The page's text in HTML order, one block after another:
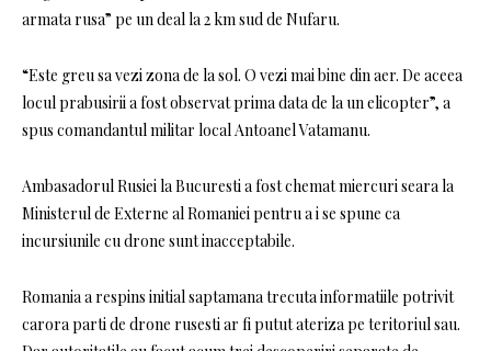
armata rusa” pe un deal la 2 km sud de Nufaru.
“Este greu sa vezi zona de la sol. O vezi mai bine din aer. De aceea
locul prabusirii a fost observat prima data de la un elicopter”, a
spus comandantul militar local Antoanel Vatamanu.
Ambasadorul Rusiei la Bucuresti a fost chemat miercuri seara la
Ministerul de Externe al Romaniei pentru a i se spune ca
incursiunile cu drone sunt inacceptabile.
Romania a respins initial saptamana trecuta informatiile potrivit
carora parti de drone rusesti ar fi putut ateriza pe teritoriul sau.